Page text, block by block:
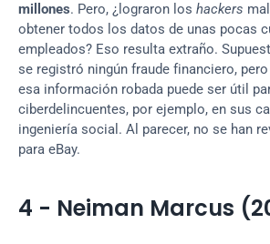
millones. Pero, ¿lograron los hackers
obtener todos los datos de unas pocas
empleados? Eso resulta extraño.
se registró ningún fraude financiero,
esa información robada puede ser útil
ciberdelincuentes, por ejemplo, en sus
ingeniería social. Al parecer, no se han
para eBay.
4 - Neiman Marcus